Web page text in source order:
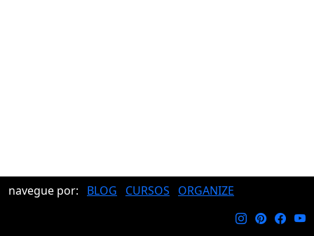
navegue por: BLOG CURSOS ORGANIZE